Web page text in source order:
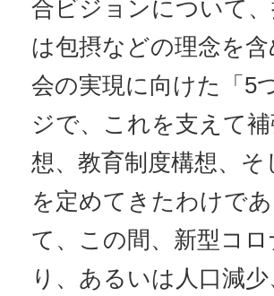
合ビジョンについて
は包摂などの理念を
会の実現に向けた「5
ジで、これを支えて
想、教育制度構想、
を定めてきたわけで
て、この間、新型コ
り、あるいは人口減